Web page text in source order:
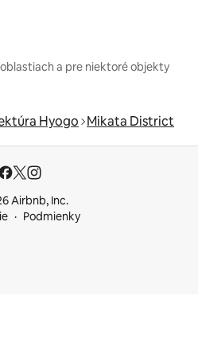
a pre niektoré objekty
Hyogo Mikata District
Airbnb, Inc.
Podmienky